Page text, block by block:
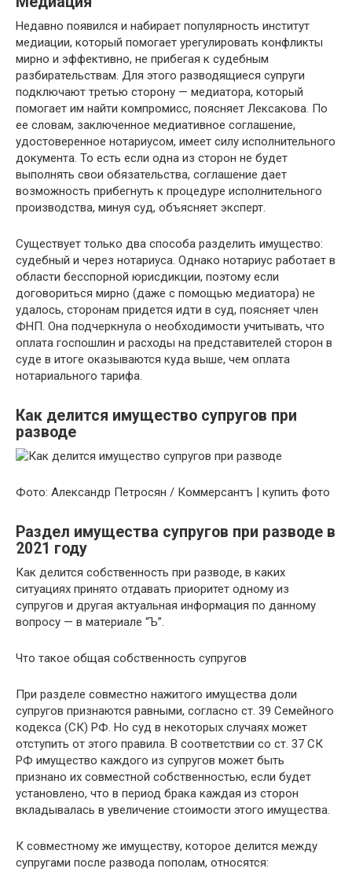
Недавно появился и набирает популярность институт
медиации, который помогает урегулировать конфликты
мирно и эффективно, не прибегая к судебным
разбирательствам. Для этого разводящиеся супруги
подключают третью сторону — медиатора, который
помогает им найти компромисс, поясняет Лексакова. По
ее словам, заключенное медиативное соглашение,
удостоверенное нотариусом, имеет силу исполнительного
документа. То есть если одна из сторон не будет
выполнять свои обязательства, соглашение дает
возможность прибегнуть к процедуре исполнительного
производства, минуя суд, объясняет эксперт.
Существует только два способа разделить имущество:
судебный и через нотариуса. Однако нотариус работает в
области бесспорной юрисдикции, поэтому если
договориться мирно (даже с помощью медиатора) не
удалось, сторонам придется идти в суд, поясняет член
ФНП. Она подчеркнула о необходимости учитывать, что
оплата госпошлин и расходы на представителей сторон в
суде в итоге оказываются куда выше, чем оплата
нотариального тарифа.
Как делится имущество супругов при
разводе
Фото: Александр Петросян / Коммерсантъ | купить фото
Раздел имущества супругов при разводе в
2021 году
Как делится собственность при разводе, в каких
ситуациях принято отдавать приоритет одному из
супругов и другая актуальная информация по данному
вопросу — в материале “Ъ”.
Что такое общая собственность супругов
При разделе совместно нажитого имущества доли
супругов признаются равными, согласно ст. 39 Семейного
кодекса (СК) РФ. Но суд в некоторых случаях может
отступить от этого правила. В соответствии со ст. 37 СК
РФ имущество каждого из супругов может быть
признано их совместной собственностью, если будет
установлено, что в период брака каждая из сторон
вкладывалась в увеличение стоимости этого имущества.
К совместному же имуществу, которое делится между
супругами после развода пополам, относятся: